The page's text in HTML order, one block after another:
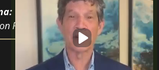
Rouge, LA 70810